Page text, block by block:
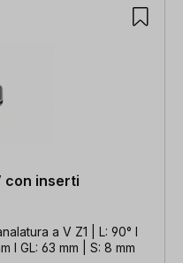
con inserti
a V Z1 | L: 90° l
l GL: 63 mm | S: 8 mm